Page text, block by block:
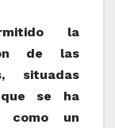
la
de las
situadas
se ha
como un